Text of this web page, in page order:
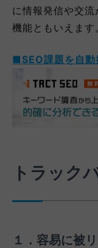
に情報発信や交
機能ともいえます
■SEO課題を自動
トラック
１．容易に被